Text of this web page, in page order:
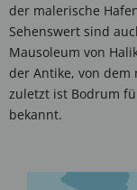
der malerische
Sehenswert sind
Mausoleum von
der Antike, von
zuletzt ist Bodrum
bekannt.